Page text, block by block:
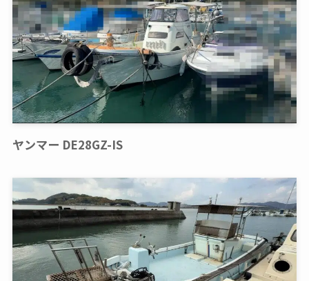
ヤンマー DE28GZ-IS